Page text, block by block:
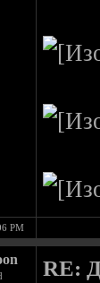
PM
RE: